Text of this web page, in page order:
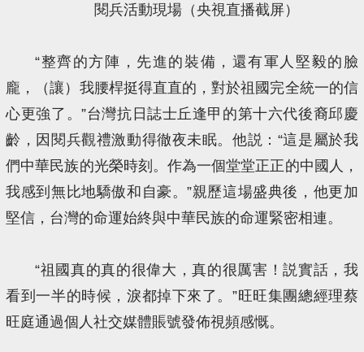
閱兵活動現場（央視直播截屏）
“整齊的方陣，先進的裝備，還有軍人堅毅的臉
龐，（讓）我腰桿挺得直直的，對於祖國完全統一的信
心更強了。”台灣抗日誌士丘逢甲的第十六代後裔邱慶
齡，因閱兵觀禮激動得徹夜未眠。他説：“這是屬於我
們中華民族的光榮時刻。作為一個堂堂正正的中國人，
我感到無比地驕傲和自豪。”親歷這場盛典後，他更加
堅信，台灣的命運始終與中華民族的命運緊密相連。
“祖國真的真的很偉大，真的很厲害！説實話，我
看到一半的時候，淚都掉下來了。”旺旺集團總經理蔡
旺庭通過個人社交媒體賬號發佈視頻感慨。